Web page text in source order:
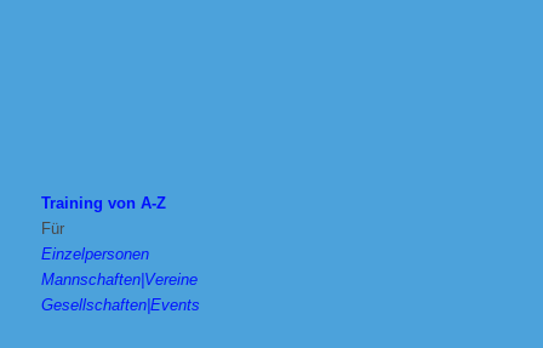
Training von A-Z
Für
Einzelpersonen
Mannschaften|Vereine
Gesellschaften|Events